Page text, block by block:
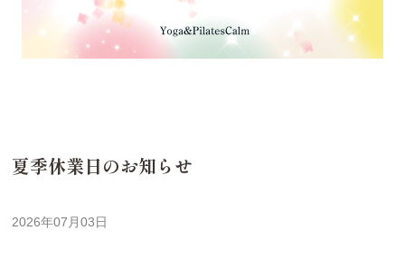
夏季休業日のお知らせ
2026年07月03日